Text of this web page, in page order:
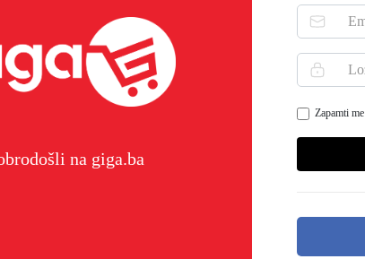
na giga.ba
Zapamti me